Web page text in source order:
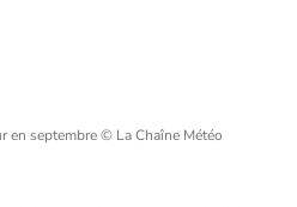
en septembre© La Chaîne Météo